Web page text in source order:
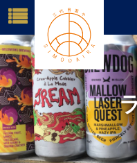
店
ご
送
お